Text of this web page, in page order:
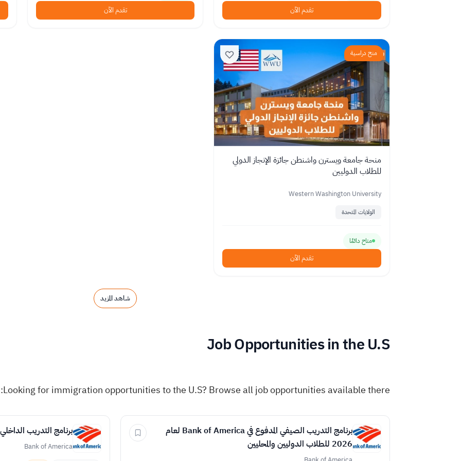
تقدم الآن تقدم الآن
منح دراسية
منحة جامعة ويسترن واشنطن جائزة الإنجاز الدولي
للطلاب الدوليين
Western Washington University
الولايات المتحدة
متاح دائمًا
تقدم الآن
شاهد المزيد
Job Opportunities in the U.S
Looking for immigration opportunities to the U.S? Browse all job opportunities available there:
برنامج التدريب الصيفي المدفوع في Bank of America لعام
2026 للطلاب الدوليين والمحليين
برنامج التدريب
Bank of America